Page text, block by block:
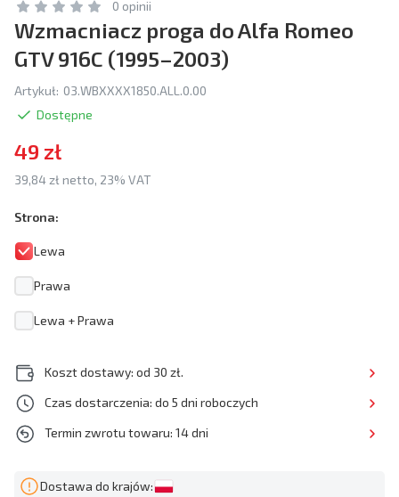
0 opinii
Wzmacniacz proga do Alfa Romeo
GTV 916C (1995–2003)
Artykuł: 03.WBXXXX1850.ALL.0.00
Dostępne
49 zł
39,84 zł netto, 23% VAT
Strona:
Lewa
Prawa
Lewa + Prawa
Koszt dostawy: od 30 zł.
Czas dostarczenia: do 5 dni roboczych
Termin zwrotu towaru: 14 dni
Dostawa do krajów: